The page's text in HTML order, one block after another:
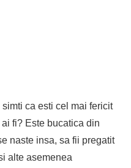
ca esti cel mai fericit
fi? Este bucatica din
naste insa, sa fii pregatit
alte asemenea